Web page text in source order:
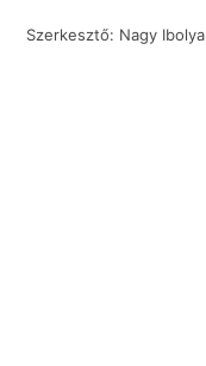
Szerkesztő: Nagy Ibolya